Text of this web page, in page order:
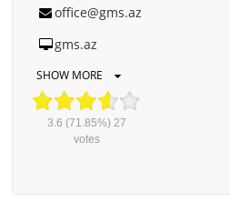
office@gms.az
gms.az
SHOW MORE
3.6 (71.85%) 27
votes